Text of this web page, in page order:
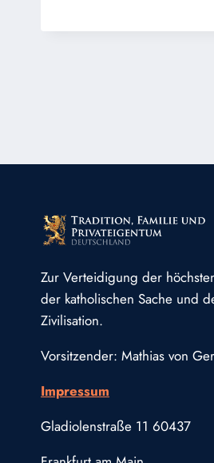
Zur Verteidigung der
der katholischen Sache und
Zivilisation.
Vorsitzender: Mathias von
Impressum
Gladiolenstraße 11 60437